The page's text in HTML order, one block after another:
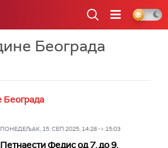
Београда
ПОНЕДЕЉАК, 15. СЕП 2025, 14:28 -> 15:03
Петнаести Федис од 7. до 9.